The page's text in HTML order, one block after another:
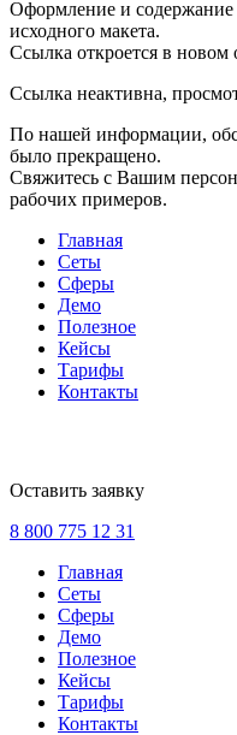
Оформление и содержание
исходного макета.
Ссылка откроется в новом
Ссылка неактивна,
По нашей информации,
было прекращено.
Свяжитесь с Вашим
рабочих примеров.
Главная
Сеты
Сферы
Демо
Полезное
Кейсы
Тарифы
Контакты
Оставить заявку
8 800 775 12 31
Главная
Сеты
Сферы
Демо
Полезное
Кейсы
Тарифы
Контакты